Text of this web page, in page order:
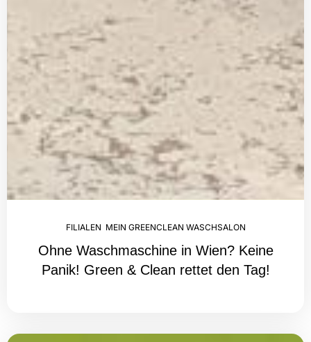
FILIALEN MEIN GREENCLEAN WASCHSALON
Ohne Waschmaschine in Wien? Keine
Panik! Green & Clean rettet den Tag!